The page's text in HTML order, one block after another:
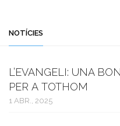
NOTÍCIES
L’EVANGELI: UNA
PER A TOTHOM
1 ABR., 2025